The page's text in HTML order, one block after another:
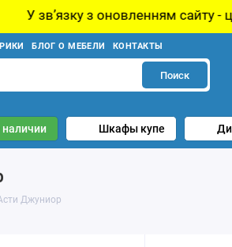
сайту - ціну за товар
БЛОГ О МЕБЕЛИ КОНТАКТЫ
Поиск
Шкафы купе
Джуниор